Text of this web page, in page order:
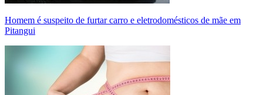
Homem é suspeito de furtar carro e eletrodomésticos de mãe em
Pitangui